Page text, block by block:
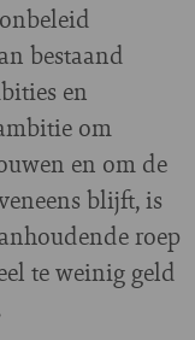
bestaand
en
om
en om de
blijft, is
roep
te weinig geld